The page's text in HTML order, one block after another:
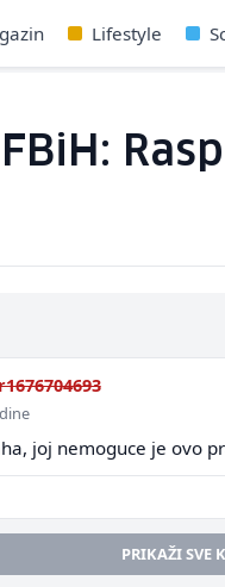
Lifestyle
joj nemoguce je ovo
PRIKAŽI SVE